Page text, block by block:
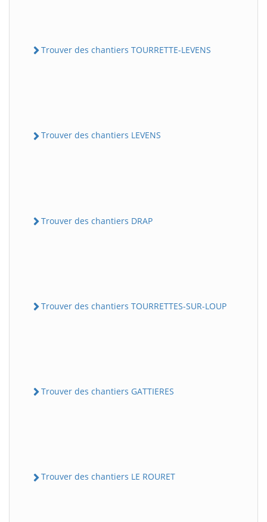
Trouver des chantiers TOURRETTE-LEVENS
Trouver des chantiers LEVENS
Trouver des chantiers DRAP
Trouver des chantiers TOURRETTES-SUR-LOUP
Trouver des chantiers GATTIERES
Trouver des chantiers LE ROURET